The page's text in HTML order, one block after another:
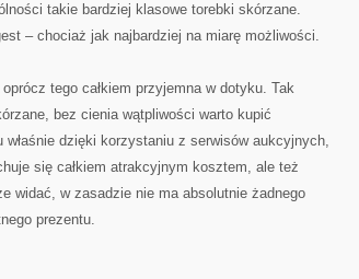
takie bardziej klasowe torebki skórzane.
– chociaż jak najbardziej na miarę możliwości.
tego całkiem przyjemna w dotyku. Tak
bez cienia wątpliwości warto kupić
dzięki korzystaniu z serwisów aukcyjnych,
się całkiem atrakcyjnym kosztem, ale też
widać, w zasadzie nie ma absolutnie żadnego
prezentu.